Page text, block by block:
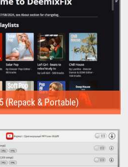
(Repack & Portable)
треки...